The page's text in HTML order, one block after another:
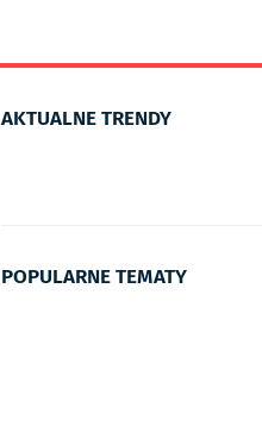
AKTUALNE TRENDY
POPULARNE TEMATY